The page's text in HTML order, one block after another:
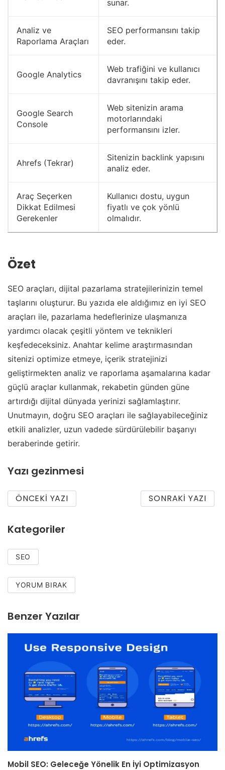
sunar.
Analiz ve
Raporlama Araçları
SEO performansını takip
eder.
Google Analytics
Web trafiğini ve kullanıcı
davranışını takip eder.
Google Search
Console
Web sitenizin arama
motorlarındaki
performansını izler.
Ahrefs (Tekrar)
Sitenizin backlink yapısını
analiz eder.
Araç Seçerken
Dikkat Edilmesi
Gerekenler
Kullanıcı dostu, uygun
fiyatlı ve çok yönlü
olmalıdır.
Özet
SEO araçları, dijital pazarlama stratejilerinizin temel
taşlarını oluşturur. Bu yazıda ele aldığımız en iyi SEO
araçları ile, pazarlama hedeflerinize ulaşmanıza
yardımcı olacak çeşitli yöntem ve teknikleri
keşfedeceksiniz. Anahtar kelime araştırmasından
sitenizi optimize etmeye, içerik stratejinizi
geliştirmekten analiz ve raporlama aşamalarına kadar
güçlü araçlar kullanmak, rekabetin günden güne
artırdığı dijital dünyada yerinizi sağlamlaştırır.
Unutmayın, doğru SEO araçları ile sağlayabileceğiniz
etkili analizler, uzun vadede sürdürülebilir başarıyı
beraberinde getirir.
Yazı gezinmesi
ÖNCEKI YAZI SONRAKI YAZI
Kategoriler
SEO
YORUM BIRAK
Benzer Yazılar
Mobil SEO: Geleceğe Yönelik En İyi Optimizasyon